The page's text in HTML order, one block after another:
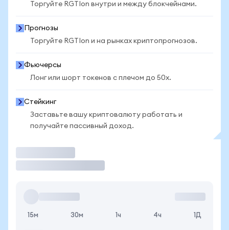
Торгуйте RGTIon внутри и между блокчейнами.
Прогнозы
Торгуйте RGTIon и на рынках криптопрогнозов.
Фьючерсы
Лонг или шорт токенов с плечом до 50x.
Стейкинг
Заставьте вашу криптовалюту работать и
получайте пассивный доход.
15м 30м 1ч 4ч 1Д